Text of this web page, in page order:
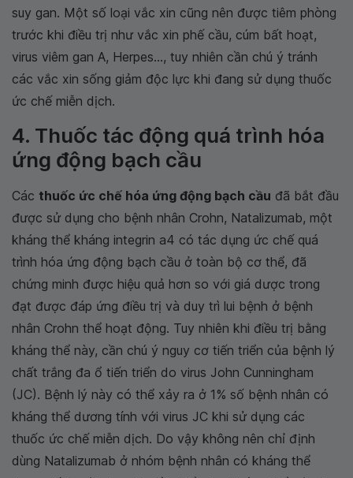
suy gan. Một số loại vắc xin cũng nên được tiêm phòng
trước khi điều trị như vắc xin phế cầu, cúm bất hoạt,
virus viêm gan A, Herpes..., tuy nhiên cần chú ý tránh
các vắc xin sống giảm độc lực khi đang sử dụng thuốc
ức chế miễn dịch.
4. Thuốc tác động quá trình hóa
ứng động bạch cầu
Các thuốc ức chế hóa ứng động bạch cầu đã bắt đầu
được sử dụng cho bệnh nhân Crohn, Natalizumab, một
kháng thể kháng integrin a4 có tác dụng ức chế quá
trình hóa ứng động bạch cầu ở toàn bộ cơ thể, đã
chứng minh được hiệu quả hơn so với giá dược trong
đạt được đáp ứng điều trị và duy trì lui bệnh ở bệnh
nhân Crohn thể hoạt động. Tuy nhiên khi điều trị bằng
kháng thể này, cần chú ý nguy cơ tiến triển của bệnh lý
chất trắng đa ổ tiến triển do virus John Cunningham
(JC). Bệnh lý này có thể xảy ra ở 1% số bệnh nhân có
kháng thể dương tính với virus JC khi sử dụng các
thuốc ức chế miễn dịch. Do vậy không nên chỉ định
dùng Natalizumab ở nhóm bệnh nhân có kháng thể